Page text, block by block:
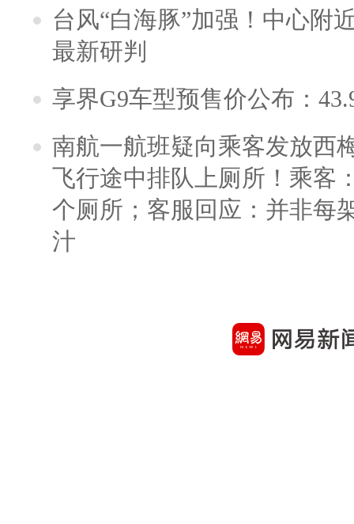
台风“白海豚”加强！中心附
最新研判
享界G9车型预售价公布：
南航一航班疑向乘客发放西
飞行途中排队上厕所！乘客
个厕所；客服回应：并非每
汁